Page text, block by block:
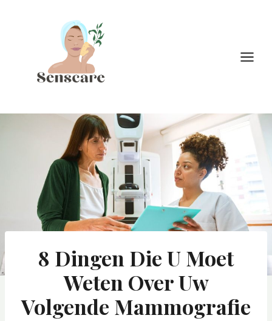
8 Dingen Die U Moet
Weten Over Uw
Volgende Mammografie